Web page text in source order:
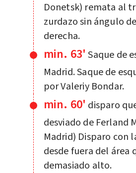
Donetsk) remata al
zurdazo sin ángulo
derecha.
min. 63' Saque de
Madrid. Saque de
por Valeriy Bondar.
min. 60' disparo
desviado de Ferland
Madrid) Disparo con
desde fuera del área
demasiado alto.